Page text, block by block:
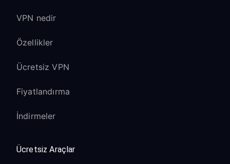
VPN nedir
Özellikler
Ücretsiz VPN
Fiyatlandırma
İndirmeler
Ücretsiz Araçlar